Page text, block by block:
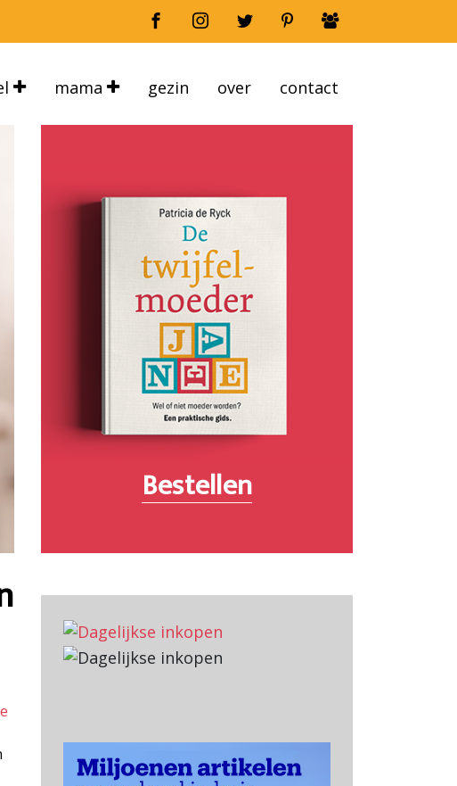
mama gezin over contact
Bestellen